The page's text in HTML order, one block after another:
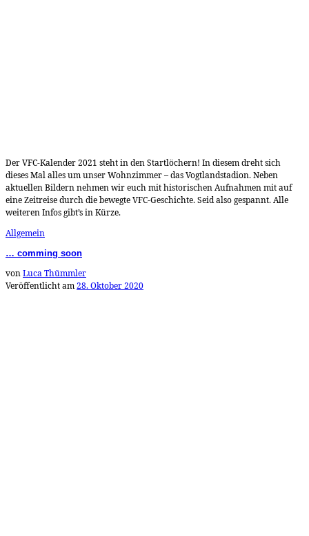
Der VFC-Kalender 2021 steht in den Startlöchern! In diesem dreht sich
dieses Mal alles um unser Wohnzimmer – das Vogtlandstadion. Neben
aktuellen Bildern nehmen wir euch mit historischen Aufnahmen mit auf
eine Zeitreise durch die bewegte VFC-Geschichte. Seid also gespannt. Alle
weiteren Infos gibt’s in Kürze.
Allgemein
… comming soon
vonLuca Thümmler
Veröffentlicht am28. Oktober 2020